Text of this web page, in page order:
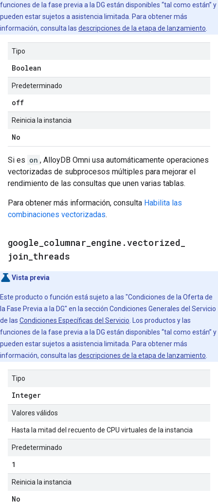
funciones de la fase previa a la DG están disponibles “tal como están” y
pueden estar sujetos a asistencia limitada. Para obtener más
información, consulta las descripciones de la etapa de lanzamiento
Tipo
Boolean
Predeterminado
off
Reinicia la instancia
No
Si es on , AlloyDB Omni usa automáticamente operaciones
vectorizadas de subprocesos múltiples para mejorar el
rendimiento de las consultas que unen varias tablas.
Para obtener más información, consulta Habilita las
combinaciones vectorizadas.
google columnar engine . vectorized
join threads
Vista previa
Este producto o función está sujeto a las "Condiciones de la Oferta de
la Fase Previa a la DG" en la sección Condiciones Generales del Servicio
de las Condiciones Específicas del Servicio . Los productos y las
funciones de la fase previa a la DG están disponibles “tal como están” y
pueden estar sujetos a asistencia limitada. Para obtener más
información, consulta las descripciones de la etapa de lanzamiento
Tipo
Integer
Valores válidos
Hasta la mitad del recuento de CPU virtuales de la instancia
Predeterminado
1
Reinicia la instancia
No